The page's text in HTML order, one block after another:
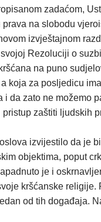
zadaćom,
na slobodu
izvještajnom
Rezoluciji o
na puno
za posljedicu
da zato ne
zaštiti
izvijestilo da je
objektima, poput
je i
kršćanske
od tih događaja.